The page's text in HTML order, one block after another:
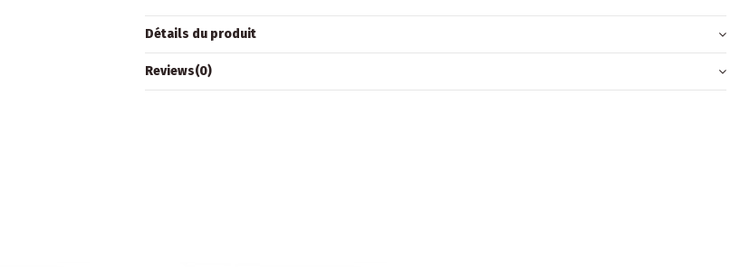
Détails du produit
Reviews(0)